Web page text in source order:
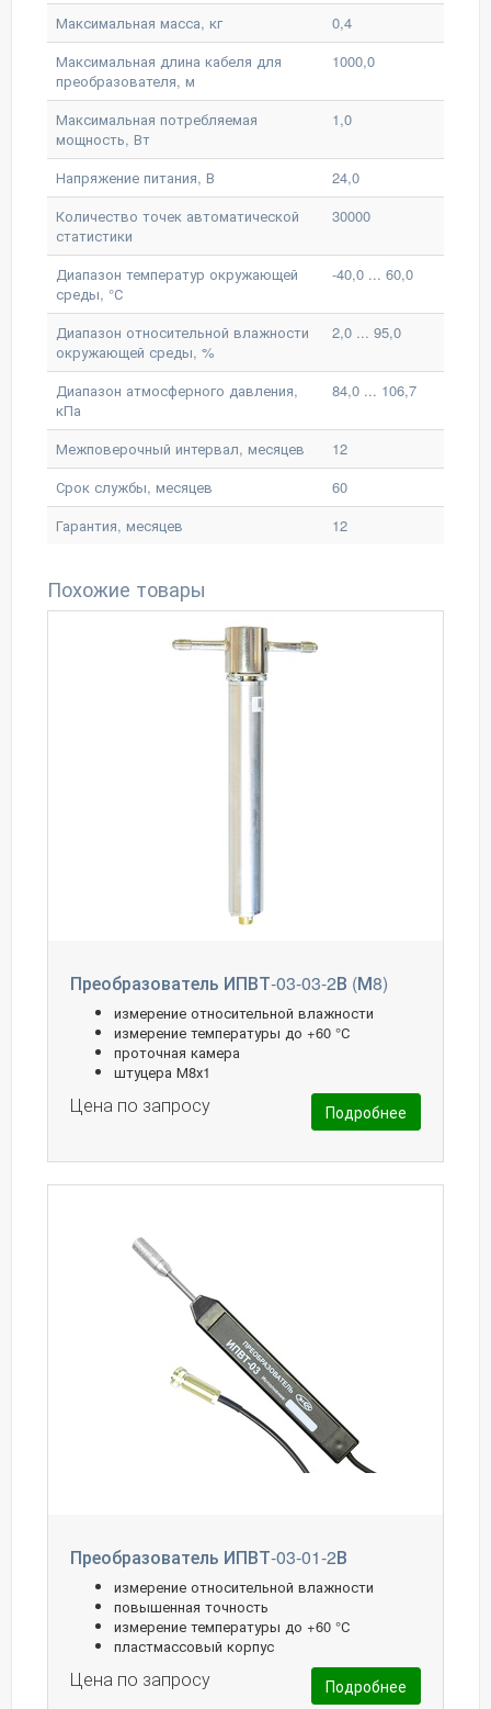
Максимальная масса, кг
0,4
Максимальная длина кабеля для
преобразователя, м
1000,0
Максимальная потребляемая
мощность, Вт
1,0
Напряжение питания, В
24,0
Количество точек автоматической
статистики
30000
Диапазон температур окружающей
среды, °С
-40,0 ... 60,0
Диапазон относительной влажности
окружающей среды, %
2,0 ... 95,0
Диапазон атмосферного давления,
кПа
84,0 ... 106,7
Межповерочный интервал, месяцев
12
Срок службы, месяцев
60
Гарантия, месяцев
12
Похожие товары
Преобразователь ИПВТ-03-03-2В (М8)
измерение относительной влажности
измерение температуры до +60 °С
проточная камера
штуцера М8х1
Цена по запросу Подробнее
Преобразователь ИПВТ-03-01-2В
измерение относительной влажности
повышенная точность
измерение температуры до +60 °С
пластмассовый корпус
Цена по запросу Подробнее